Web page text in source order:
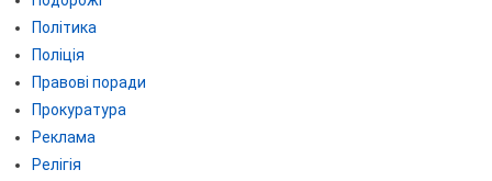
Політика
Поліція
Правові поради
Прокуратура
Реклама
Релігія